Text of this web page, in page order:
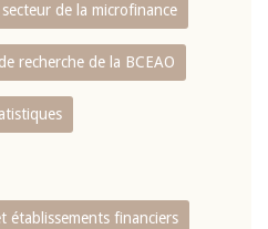
de la microfinance
recherche de la BCEAO
établissements financiers